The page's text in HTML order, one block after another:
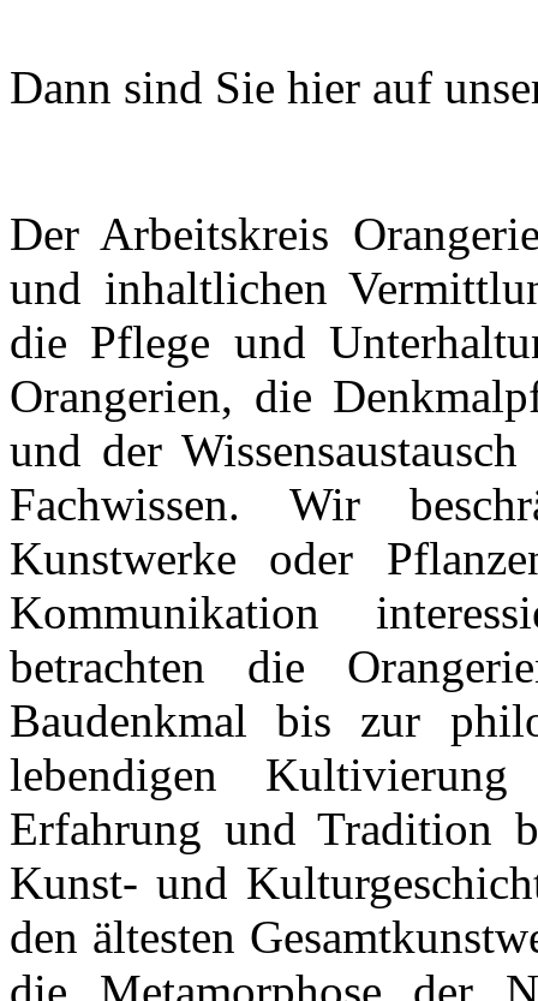
Dann sind Sie hier auf
Der Arbeitskreis
und inhaltlichen
die Pflege und
Orangerien, die
und der
Fachwissen. Wir
Kunstwerke oder
Kommunikation
betrachten die
Baudenkmal bis zur
lebendigen
Erfahrung und Tradition
Kunst- und
den ältesten
die Metamorphose der